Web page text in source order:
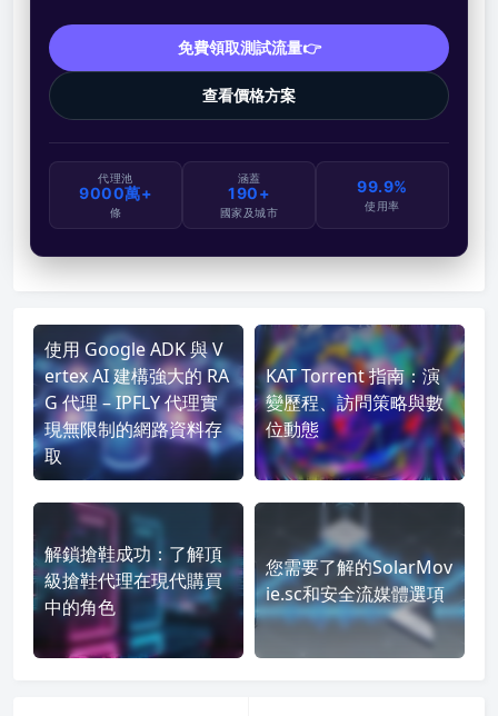
免費領取測試流量👉
查看價格方案
代理池
9000萬+
條
涵蓋
190+
國家及城市
99.9%
使用率
使用 Google ADK 與 V
ertex AI 建構強大的 RA
G 代理 – IPFLY 代理實
現無限制的網路資料存
取
KAT Torrent 指南：演
變歷程、訪問策略與數
位動態
解鎖搶鞋成功：了解頂
級搶鞋代理在現代購買
中的角色
您需要了解的SolarMov
ie.sc和安全流媒體選項